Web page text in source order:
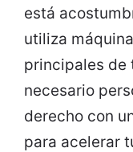
está
utiliza
principales de
necesario
derecho con
para acelerar